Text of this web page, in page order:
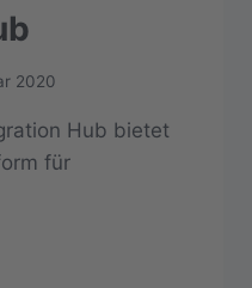
2020
Hub bietet
für